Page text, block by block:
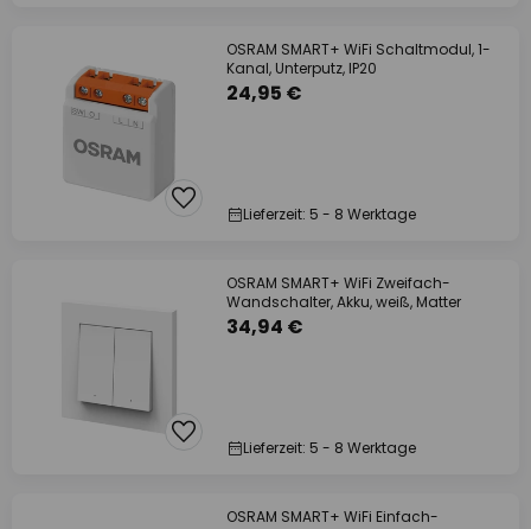
OSRAM SMART+ WiFi Schaltmodul, 1-
Kanal, Unterputz, IP20
24,95 €
Lieferzeit: 5 - 8 Werktage
OSRAM SMART+ WiFi Zweifach-
Wandschalter, Akku, weiß, Matter
34,94 €
Lieferzeit: 5 - 8 Werktage
OSRAM SMART+ WiFi Einfach-